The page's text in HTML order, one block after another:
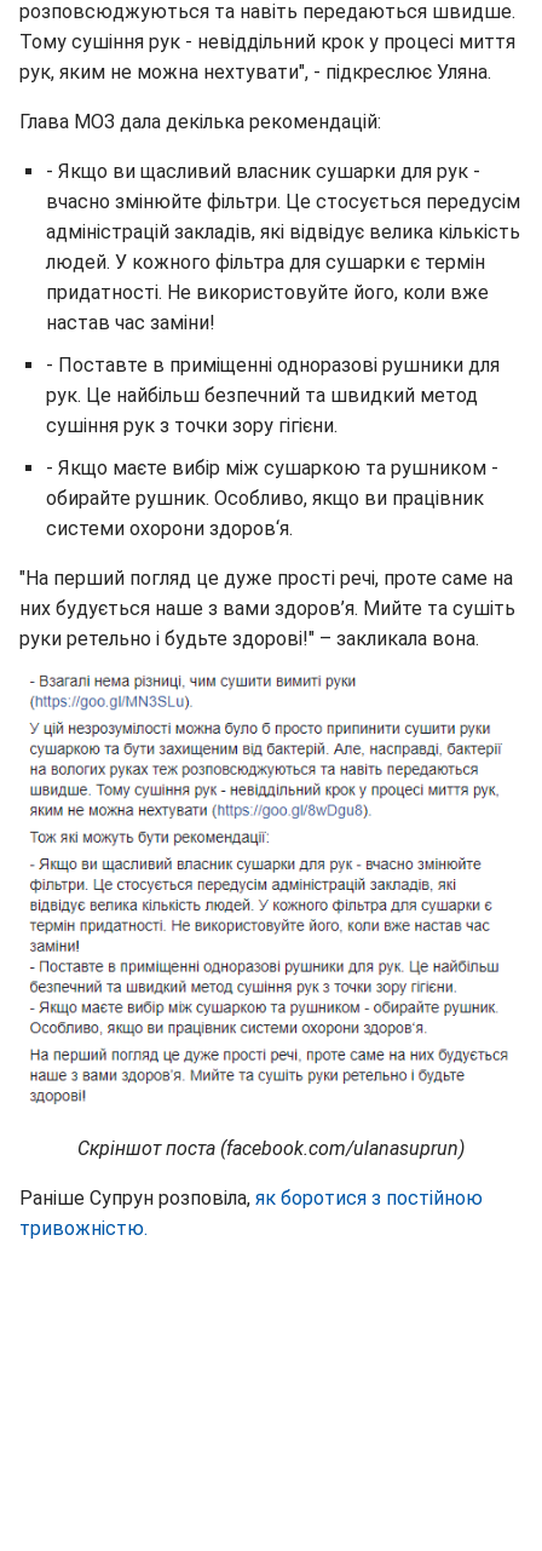
розповсюджуються та навіть передаються швидше.
Тому сушіння рук - невіддільний крок у процесі миття
рук, яким не можна нехтувати", - підкреслює Уляна.
Глава МОЗ дала декілька рекомендацій:
- Якщо ви щасливий власник сушарки для рук -
вчасно змінюйте фільтри. Це стосується передусім
адміністрацій закладів, які відвідує велика кількість
людей. У кожного фільтра для сушарки є термін
придатності. Не використовуйте його, коли вже
настав час заміни!
- Поставте в приміщенні одноразові рушники для
рук. Це найбільш безпечний та швидкий метод
сушіння рук з точки зору гігієни.
- Якщо маєте вибір між сушаркою та рушником -
обирайте рушник. Особливо, якщо ви працівник
системи охорони здоров‘я.
"На перший погляд це дуже прості речі, проте саме на
них будується наше з вами здоров’я. Мийте та сушіть
руки ретельно і будьте здорові!" – закликала вона.
Скріншот поста (facebook.com/ulanasuprun)
Раніше Супрун розповіла, як боротися з постійною
тривожністю.